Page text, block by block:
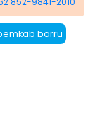
barru